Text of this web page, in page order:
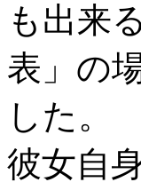
も出来
表」の
した。
彼女自